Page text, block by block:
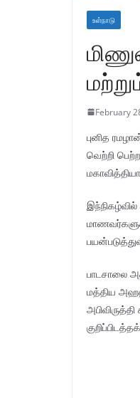
உள்நாடு
February
புனித
வெற்றி
பாடசாலை
மத்திய